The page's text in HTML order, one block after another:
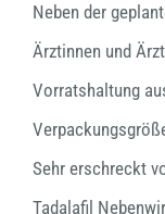
Neben der
Ärztinnen und
Vorratshaltung
Sehr erschreckt
Tadalafil